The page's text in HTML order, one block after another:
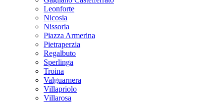
Leonforte
Nicosia
Nissoria
Piazza Armerina
Pietraperzia
Regalbuto
Sperlinga
Troina
Valguarnera
Villapriolo
Villarosa